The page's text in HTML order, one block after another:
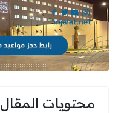
محتويات المقال